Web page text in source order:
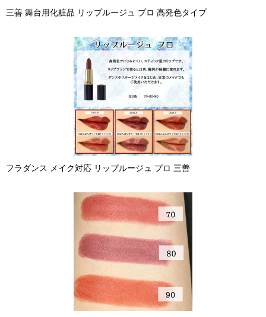
三善 舞台用化粧品 リップルージュ プロ 高発色タイプ
フラダンス メイク対応 リップルージュ プロ 三善